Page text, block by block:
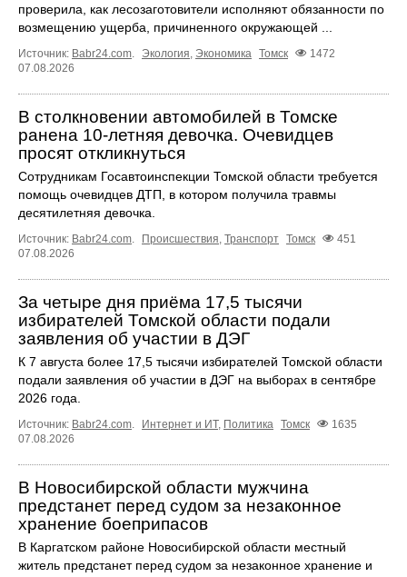
проверила, как лесозаготовители исполняют обязанности по
возмещению ущерба, причиненного окружающей ...
Источник: Babr24.com Экология Экономика Томск
1472
07.08.2026
В столкновении автомобилей в Томске
ранена 10-летняя девочка. Очевидцев
просят откликнуться
Сотрудникам Госавтоинспекции Томской области требуется
помощь очевидцев ДТП, в котором получила травмы
десятилетняя девочка.
Источник: Babr24.com. Происшествия, Транспорт Томск
451
07.08.2026
За четыре дня приёма 17,5 тысячи
избирателей Томской области подали
заявления об участии в ДЭГ
К 7 августа более 17,5 тысячи избирателей Томской области
подали заявления об участии в ДЭГ на выборах в сентябре
2026 года.
Источник: Babr24.com. Интернет и ИТ, Политика Томск
1635
07.08.2026
В Новосибирской области мужчина
предстанет перед судом за незаконное
хранение боеприпасов
В Каргатском районе Новосибирской области местный
житель предстанет перед судом за незаконное хранение и